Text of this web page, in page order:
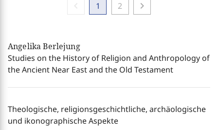
1 2 chevron_right
Angelika Berlejung
Studies on the History of Religion and Anthropology of
the Ancient Near East and the Old Testament
Theologische, religionsgeschichtliche, archäologische
und ikonographische Aspekte